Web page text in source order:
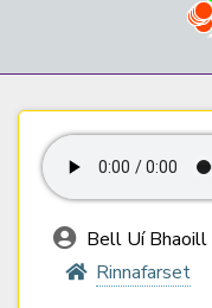
Bell Uí Bhaoill
Rinnafarset